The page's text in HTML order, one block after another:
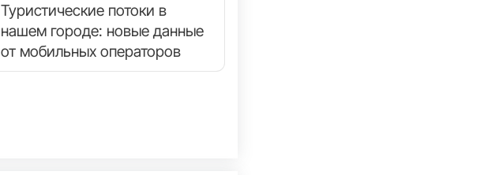
Туристические потоки в
нашем городе: новые данные
от мобильных операторов